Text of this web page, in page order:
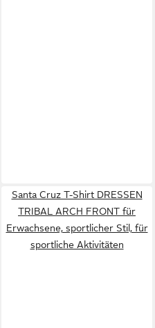
Santa Cruz T-Shirt DRESSEN
TRIBAL ARCH FRONT für
Erwachsene, sportlicher Stil, für
sportliche Aktivitäten